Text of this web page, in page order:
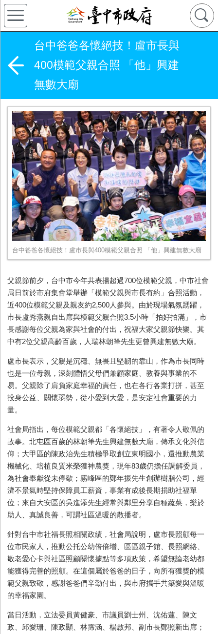
台中爸爸各懷絕技！盧市長與
400模範父親合照 「他」興建
無數大廟
台中爸爸各懷絕技！盧市長與400模範父親合照 「他」興建無數大廟
父親節前夕，台中市今年共表揚超過700位模範父親，中市社會
局日前於市府集會堂舉辦「模範父親與市長有約」合照活動，
近400位模範父親及親友約2,500人參與。由於現場氣氛踴躍，
市長盧秀燕親自出席與模範父親合照3.5小時「拍好拍滿」，市
長感謝每位父親為家與社會的付出，祝福大家父親節快樂。其
中有2位父親高齡百歲，人瑞林朝筆先生更曾興建無數大廟。
盧市長表示，父親是沉穩、無畏且堅韌的靠山，作為市長同時
也是一位母親，深刻體悟父母們兼顧家庭、教養與事業的不
易。父親除了肩負家庭幸福的責任，也在各行各業打拼，甚至
投身公益、關懷弱勢，從小愛到大愛，是安定社會重要的力
量。
社會局指出，每位模範父親都「各懷絕技」，有著令人敬佩的
故事。北屯區百歲的林朝筆先生興建無數大廟，傳承文化與信
仰；大甲區的陳政治先生積極爭取創立東明國小，還推動農業
機械化、培植良質米榮獲神農獎，現年83歲仍擔任調解委員，
為社會奉獻從未停歇；霧峰區的鄭年振先生創辦樹脂公司，經
濟不景氣時堅持保障員工薪資，事業有成後長期捐助社福單
位；來自大安區的吳進添先生經常與鄰里分享自種蔬菜，樂於
助人、真誠良善，可謂社區溫暖的散播者。
針對台中市社福長照相關政績，社會局說明，盧市長照顧每一
位市民家人，推動公托公幼倍倍增、區區親子館、長照網絡、
敬老愛心卡與社區照顧關懷據點等多項政策，希望無論老幼都
能獲得完善的照顧。在這個屬於爸爸的日子，向所有獲獎的模
範父親致敬，感謝爸爸們辛勤付出，與市府攜手共築愛與溫暖
的幸福家園。
當日活動，立法委員黃健豪、市議員劉士州、沈佑蓮、陳文
政、邱愛珊、陳政顯、林霈涵、楊啟邦、副市長鄭照新出席；